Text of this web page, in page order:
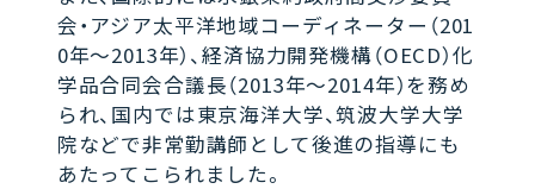
会・アジア太平洋地域コーディネーター（201
0年〜2013年）、経済協力開発機構（OECD）化
学品合同会合議長（2013年〜2014年）を務め
られ、国内では東京海洋大学、筑波大学大学
院などで非常勤講師として後進の指導にも
あたってこられました。